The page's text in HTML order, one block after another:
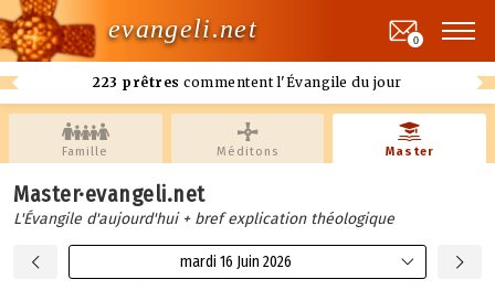
evangeli.net
223 prêtres commentent l'Évangile du jour
0
Famille Méditons Master
Master·evangeli.net
L'Évangile d'aujourd'hui + bref explication théologique
mardi 16 Juin 2026